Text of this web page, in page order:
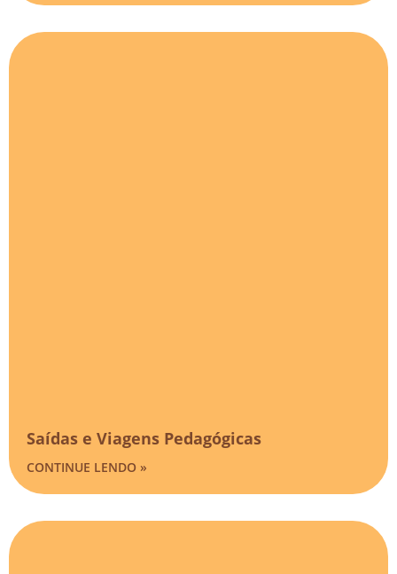
Saídas e Viagens Pedagógicas​
CONTINUE LENDO »